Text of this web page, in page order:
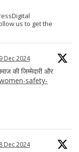
us to get the
Dec 2024
की जिम्मेदारी और
safety-
Dec 2024